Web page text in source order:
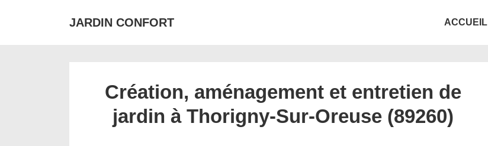
JARDIN CONFORT ACCUEIL
Création, aménagement et entretien de
jardin à Thorigny-Sur-Oreuse (89260)